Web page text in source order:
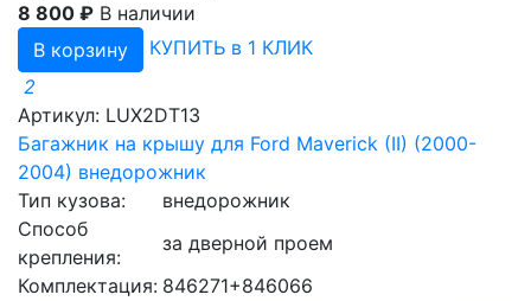
8 800 ₽ В наличии
В корзину
КУПИТЬ в 1 КЛИК
2
Артикул: LUX2DT13
Багажник на крышу для Ford Maverick (II) (2000-
2004) внедорожник
Тип кузова:
внедорожник
Способ
крепления:
за дверной проем
Комплектация: 846271+846066